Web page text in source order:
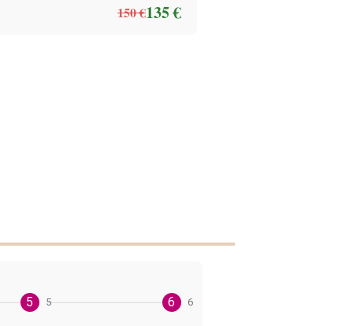
150 €135 €
5 5 6 6